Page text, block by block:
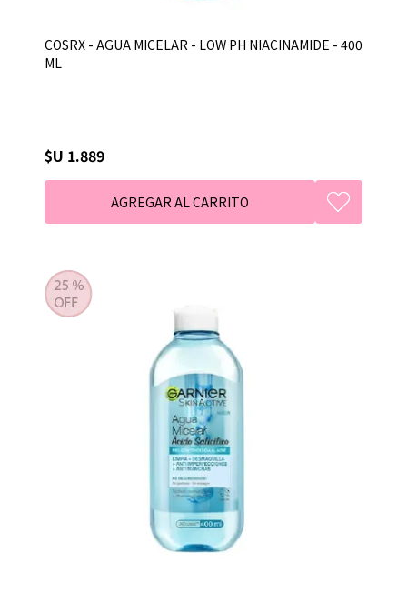
COSRX - AGUA MICELAR - LOW PH NIACINAMIDE - 400
ML
$U 1.889